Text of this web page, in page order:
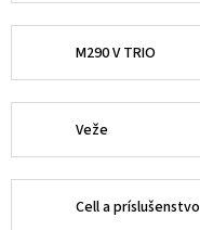
M290 V TRIO
Veže
Cell a príslušenstvo